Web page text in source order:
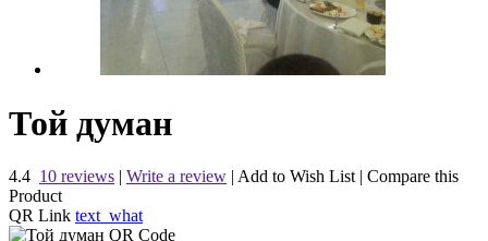
Той думан
4.4 10 reviews | Write a review | Add to Wish List | Compare this
Product
QR Link text_what